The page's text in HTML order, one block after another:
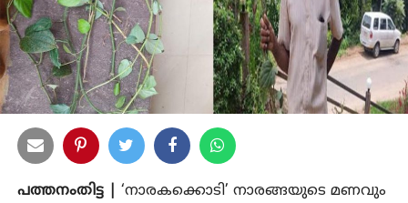
പത്തനംതിട്ട |
‘നാരകക്കൊടി’ നാരങ്ങയുടെ മണവും